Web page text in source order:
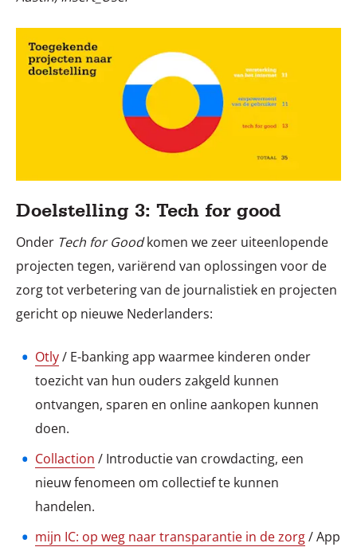
Doelstelling 3: Tech for good
Onder Tech for Goodkomen we zeer uiteenlopende
projecten tegen, variërend van oplossingen voor de
zorg tot verbetering van de journalistiek en projecten
gericht op nieuwe Nederlanders:
Otly/ E-banking app waarmee kinderen onder
toezicht van hun ouders zakgeld kunnen
ontvangen, sparen en online aankopen kunnen
doen.
Collaction / Introductie van crowdacting, een
nieuw fenomeen om collectief te kunnen
handelen.
mijn IC: op weg naar transparantie in de zorg/ App